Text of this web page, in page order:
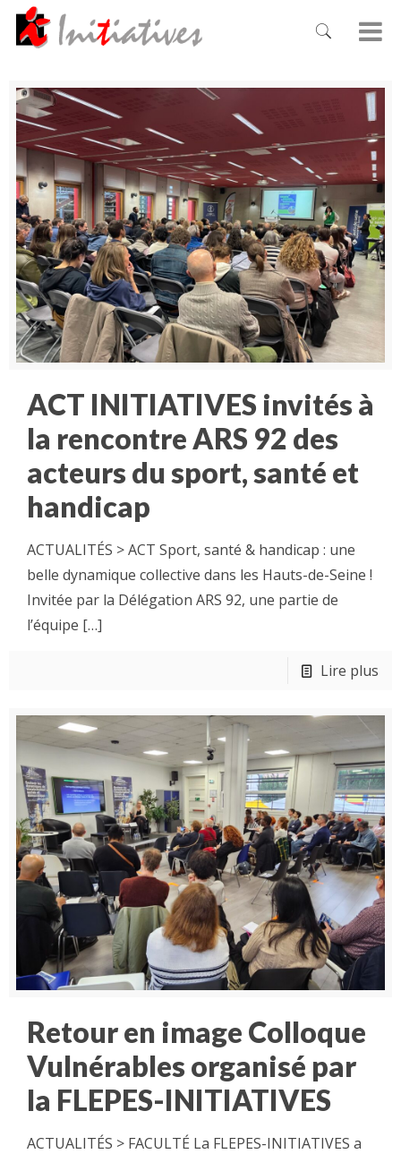
ACT INITIATIVES invités à
la rencontre ARS 92 des
acteurs du sport, santé et
handicap
ACTUALITÉS > ACT Sport, santé & handicap : une
belle dynamique collective dans les Hauts-de-Seine !
Invitée par la Délégation ARS 92, une partie de
l’équipe […]
Lire plus
Retour en image Colloque
Vulnérables organisé par
la FLEPES-INITIATIVES
ACTUALITÉS > FACULTÉ La FLEPES-INITIATIVES a